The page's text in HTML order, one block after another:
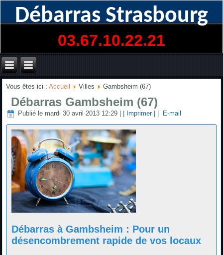
Débarras Strasbourg
03.67.10.22.21
Vous êtes ici :Accueil Villes Gambsheim (67)
Débarras Gambsheim (67)
Publié le mardi 30 avril 2013 12:29 | Imprimer | E-mail
Débarras à Gambsheim : Pour un
désencombrement rapide de vos locaux